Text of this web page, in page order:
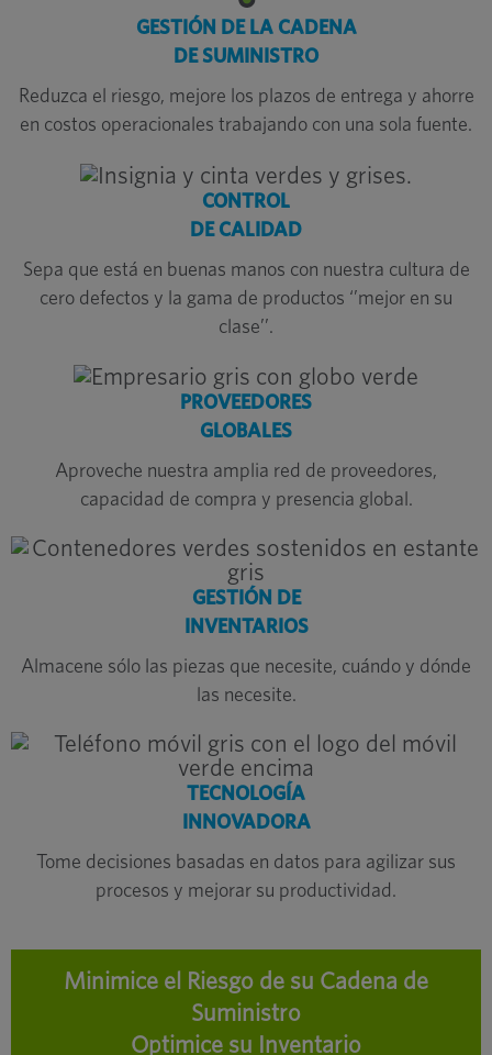
GESTIÓN DE LA CADENA
DE SUMINISTRO
Reduzca el riesgo, mejore los plazos de entrega y ahorre
en costos operacionales trabajando con una sola fuente.
CONTROL
DE CALIDAD
Sepa que está en buenas manos con nuestra cultura de
cero defectos y la gama de productos ‘’mejor en su
clase’’.
PROVEEDORES
GLOBALES
Aproveche nuestra amplia red de proveedores,
capacidad de compra y presencia global.
GESTIÓN DE
INVENTARIOS
Almacene sólo las piezas que necesite, cuándo y dónde
las necesite.
TECNOLOGÍA
INNOVADORA
Tome decisiones basadas en datos para agilizar sus
procesos y mejorar su productividad.
Minimice el Riesgo de su Cadena de
Suministro
Optimice su Inventario